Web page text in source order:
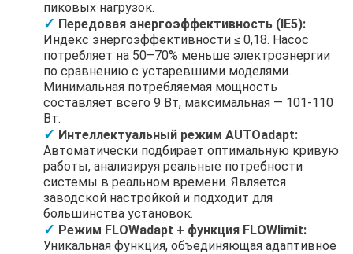
пиковых нагрузок.
Передовая энергоэффективность (IE5):
Индекс энергоэффективности ≤ 0,18. Насос
потребляет на 50–70% меньше электроэнергии
по сравнению с устаревшими моделями.
Минимальная потребляемая мощность
составляет всего 9 Вт, максимальная — 101-110
Вт.
Интеллектуальный режим AUTOadapt:
Автоматически подбирает оптимальную кривую
работы, анализируя реальные потребности
системы в реальном времени. Является
заводской настройкой и подходит для
большинства установок.
Режим FLOWadapt + функция FLOWlimit:
Уникальная функция, объединяющая адаптивное